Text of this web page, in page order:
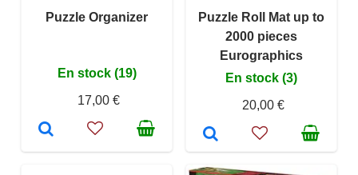
Puzzle Organizer
En stock (19)
17,00 €
Puzzle Roll Mat up to
2000 pieces
Eurographics
En stock (3)
20,00 €